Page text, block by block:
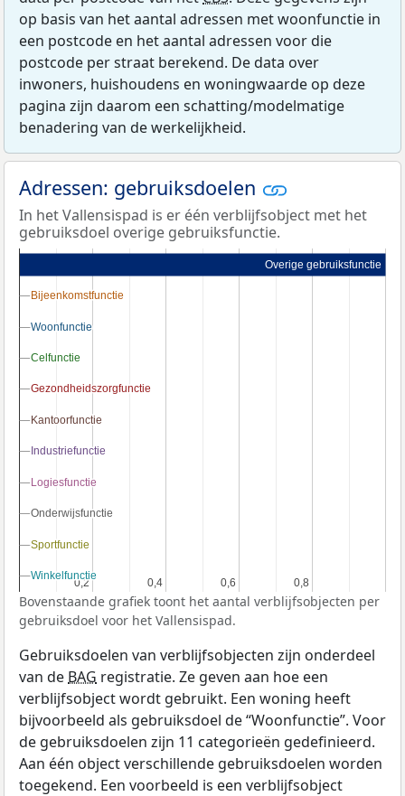
op basis van het aantal adressen met woonfunctie in
een postcode en het aantal adressen voor die
postcode per straat berekend. De data over
inwoners, huishoudens en woningwaarde op deze
pagina zijn daarom een schatting/modelmatige
benadering van de werkelijkheid.
Adressen: gebruiksdoelen
In het Vallensispad is er één verblijfsobject met het
gebruiksdoel overige gebruiksfunctie.
0,2
0,2 0,4
0,4 0,6
0,6 0,8
0,8
Overige gebruiksfunctie
Bijeenkomstfunctie
Bijeenkomstfunctie
Woonfunctie
Woonfunctie
Celfunctie
Celfunctie
Gezondheidszorgfunctie
Gezondheidszorgfunctie
Kantoorfunctie
Kantoorfunctie
Industriefunctie
Industriefunctie
Logiesfunctie
Logiesfunctie
Onderwijsfunctie
Onderwijsfunctie
Sportfunctie
Sportfunctie
Winkelfunctie
Winkelfunctie
Bovenstaande grafiek toont het aantal verblijfsobjecten per
gebruiksdoel voor het Vallensispad.
Gebruiksdoelen van verblijfsobjecten zijn onderdeel
van de BAG registratie. Ze geven aan hoe een
verblijfsobject wordt gebruikt. Een woning heeft
bijvoorbeeld als gebruiksdoel de “Woonfunctie”. Voor
de gebruiksdoelen zijn 11 categorieën gedefinieerd.
Aan één object verschillende gebruiksdoelen worden
toegekend. Een voorbeeld is een verblijfsobject